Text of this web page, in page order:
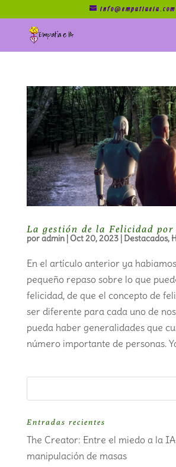
info@empatiaeia.com
La gestión de la Felicidad
poradmin|Oct 20, 2023| Destacados,
En el artículo anterior ya
pequeño repaso sobre lo que
felicidad, de que el concepto de
ser diferente para cada uno de
pueda haber generalidades que
número importante de personas.
Entradas recientes
The Creator: Entre el miedo a la
manipulación de masas